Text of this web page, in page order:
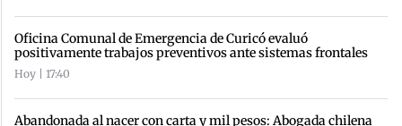
Oficina Comunal de Emergencia de Curicó evaluó
positivamente trabajos preventivos ante sistemas frontales
Hoy | 17:40
Abandonada al nacer con carta y mil pesos: Abogada chilena